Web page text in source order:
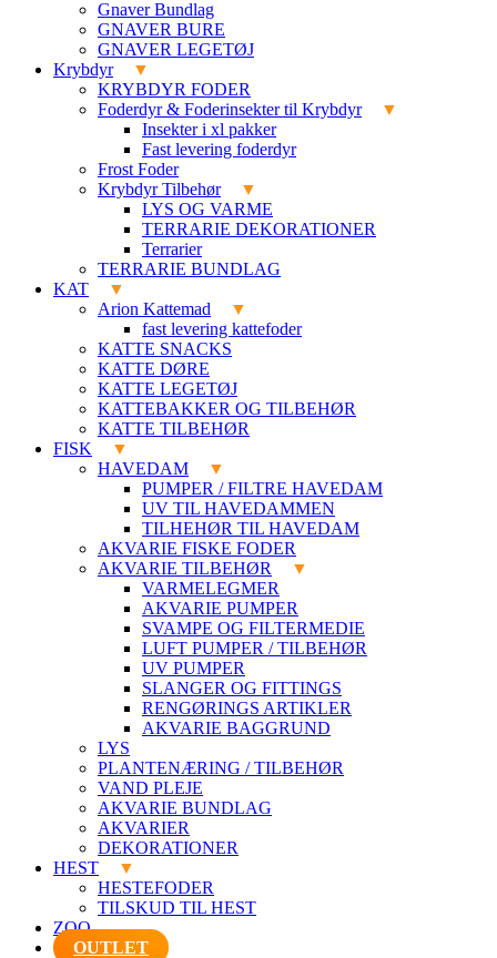
Gnaver Bundlag
GNAVER BURE
GNAVER LEGETØJ
Krybdyr
KRYBDYR FODER
Foderdyr & Foderinsekter til Krybdyr
Insekter i xl pakker
Fast levering foderdyr
Frost Foder
Krybdyr Tilbehør
LYS OG VARME
TERRARIE DEKORATIONER
Terrarier
TERRARIE BUNDLAG
KAT
Arion Kattemad
fast levering kattefoder
KATTE SNACKS
KATTE DØRE
KATTE LEGETØJ
KATTEBAKKER OG TILBEHØR
KATTE TILBEHØR
FISK
HAVEDAM
PUMPER / FILTRE HAVEDAM
UV TIL HAVEDAMMEN
TILHEHØR TIL HAVEDAM
AKVARIE FISKE FODER
AKVARIE TILBEHØR
VARMELEGMER
AKVARIE PUMPER
SVAMPE OG FILTERMEDIE
LUFT PUMPER / TILBEHØR
UV PUMPER
SLANGER OG FITTINGS
RENGØRINGS ARTIKLER
AKVARIE BAGGRUND
LYS
PLANTENÆRING / TILBEHØR
VAND PLEJE
AKVARIE BUNDLAG
AKVARIER
DEKORATIONER
HEST
HESTEFODER
TILSKUD TIL HEST
ZOO
OUTLET